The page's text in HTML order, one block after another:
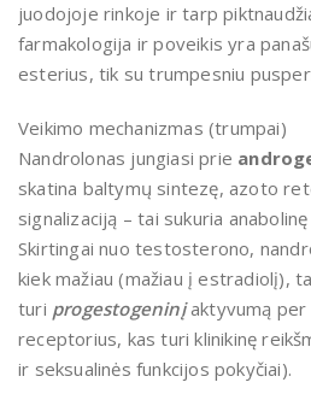
juodojoje rinkoje ir tarp
farmakologija ir poveikis yra
esterius, tik su trumpesniu
Veikimo mechanizmas (trumpai)
Nandrolonas jungiasi prie
skatina baltymų sintezę, azoto
signalizaciją – tai sukuria
Skirtingai nuo testosterono,
kiek mažiau (mažiau į estradiolį),
turi progestogeninįaktyvumą
receptorius, kas turi klinikinę
ir seksualinės funkcijos pokyčiai).